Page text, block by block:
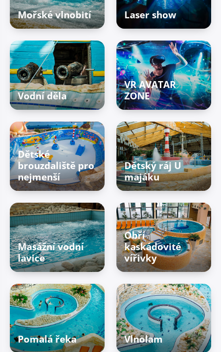
Mořské vlnobití Laser show
Vodní děla
VR AVATAR
ZONE
Dětské
brouzdaliště pro
nejmenší
Dětský ráj U
majáku
Masážní vodní
lavice
Obří
kaskádovité
vířivky
Pomalá řeka Vlnolam